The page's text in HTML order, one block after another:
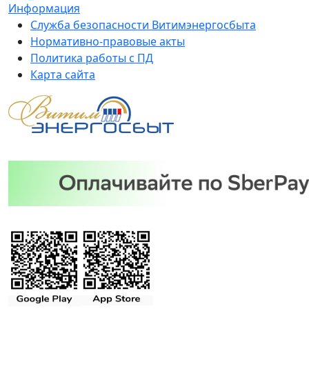
Информация
Служба безопасности Витимэнергосбыта
Нормативно-правовые акты
Политика работы с ПД
Карта сайта